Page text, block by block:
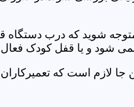
شوید که درب
شود و یا قفل کودک
لازم است که